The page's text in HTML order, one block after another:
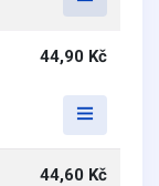
44,90 Kč
44,60 Kč